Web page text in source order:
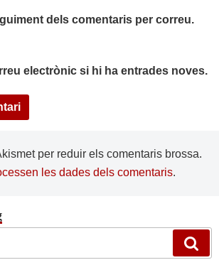
dels comentaris per correu.
electrònic si hi ha entrades noves.
per reduir els comentaris brossa.
les dades dels comentaris.